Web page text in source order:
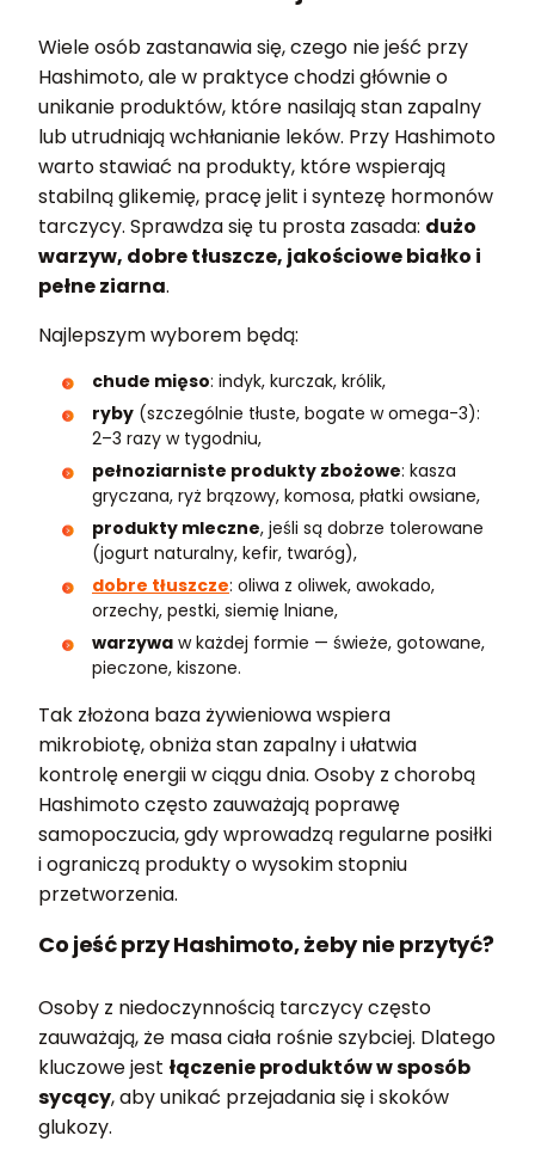
Wiele osób zastanawia się, czego nie jeść przy
Hashimoto, ale w praktyce chodzi głównie o
unikanie produktów, które nasilają stan zapalny
lub utrudniają wchłanianie leków. Przy Hashimoto
warto stawiać na produkty, które wspierają
stabilną glikemię, pracę jelit i syntezę hormonów
tarczycy. Sprawdza się tu prosta zasada: dużo
warzyw, dobre tłuszcze, jakościowe białko i
pełne ziarna.
Najlepszym wyborem będą:
chude mięso: indyk, kurczak, królik,
ryby (szczególnie tłuste, bogate w omega-3):
2–3 razy w tygodniu,
pełnoziarniste produkty zbożowe: kasza
gryczana, ryż brązowy, komosa, płatki owsiane,
produkty mleczne, jeśli są dobrze tolerowane
(jogurt naturalny, kefir, twaróg),
dobre tłuszcze: oliwa z oliwek, awokado,
orzechy, pestki, siemię lniane,
warzywa w każdej formie — świeże, gotowane,
pieczone, kiszone.
Tak złożona baza żywieniowa wspiera
mikrobiotę, obniża stan zapalny i ułatwia
kontrolę energii w ciągu dnia. Osoby z chorobą
Hashimoto często zauważają poprawę
samopoczucia, gdy wprowadzą regularne posiłki
i ograniczą produkty o wysokim stopniu
przetworzenia.
Co jeść przy Hashimoto, żeby nie przytyć?
Osoby z niedoczynnością tarczycy często
zauważają, że masa ciała rośnie szybciej. Dlatego
kluczowe jest łączenie produktów w sposób
sycący, aby unikać przejadania się i skoków
glukozy.